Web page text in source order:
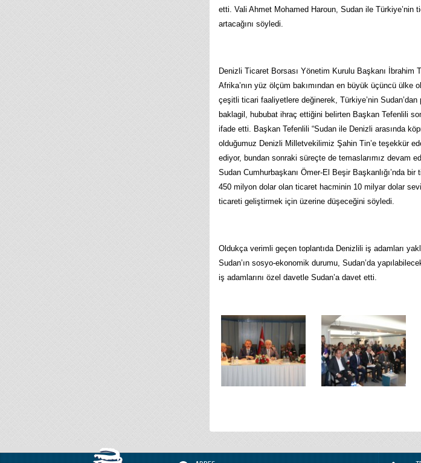
etti. Vali Ahmet Mohamed Haroun, Sudan ile Türkiye’nin
artacağını söyledi.
Denizli Ticaret Borsası Yönetim Kurulu Başkanı İbrahim
Afrika’nın yüz ölçüm bakımından en büyük üçüncü
çeşitli ticari faaliyetlere değinerek, Türkiye’nin
baklagil, hububat ihraç ettiğini belirten Başkan Tefenlili
ifade etti. Başkan Tefenlili “Sudan ile Denizli arasında
olduğumuz Denizli Milletvekilimiz Şahin Tin’e teşekkür
ediyor, bundan sonraki süreçte de temaslarımız devam
Sudan Cumhurbaşkanı Ömer-El Beşir Başkanlığı’nda
450 milyon dolar olan ticaret hacminin 10 milyar dolar
ticareti geliştirmek için üzerine düşeceğini söyledi.
Oldukça verimli geçen toplantıda Denizlili iş adamları
Sudan’ın sosyo-ekonomik durumu, Sudan’da
iş adamlarını özel davetle Sudan’a davet etti.